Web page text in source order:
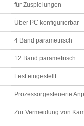
für Zuspielungen
Über PC konfigurierbar
4 Band parametrisch
12 Band parametrisch
Fest eingestellt
Prozessorgesteuerte
Zur Vermeidung von